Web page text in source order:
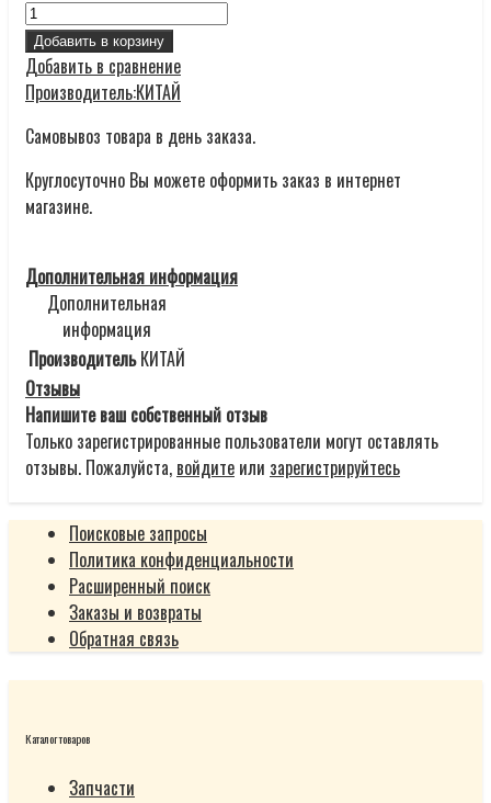
Добавить в корзину
Добавить в сравнение
Производитель:КИТАЙ
Самовывоз товара в день заказа.
Круглосуточно Вы можете оформить заказ в интернет
магазине.
Дополнительная информация
Дополнительная
информация
Производитель КИТАЙ
Отзывы
Напишите ваш собственный отзыв
Только зарегистрированные пользователи могут оставлять
отзывы. Пожалуйста, войдите или зарегистрируйтесь
Поисковые запросы
Политика конфиденциальности
Расширенный поиск
Заказы и возвраты
Обратная связь
Каталог товаров
Запчасти